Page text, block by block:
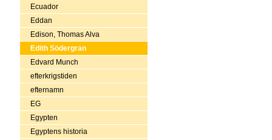
Ecuador
Eddan
Edison, Thomas Alva
Edith Södergran
Edvard Munch
efterkrigstiden
efternamn
EG
Egypten
Egyptens historia